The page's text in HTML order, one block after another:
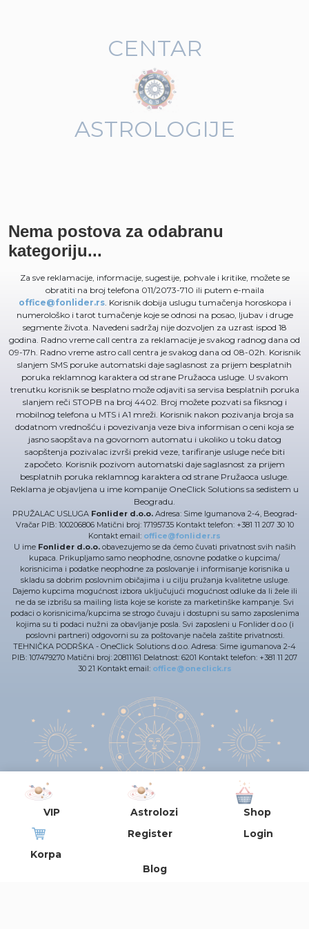
CENTAR
ASTROLOGIJE
VIP Astrolozi Shop
Korpa
Register Login
Blog
Nema postova za odabranu
kategoriju...
Za sve reklamacije, informacije, sugestije, pohvale i kritike, možete se
obratiti na broj telefona 011/2073-710 ili putem e-maila
office@fonlider.rs. Korisnik dobija uslugu tumačenja horoskopa i
numerološko i tarot tumačenje koje se odnosi na posao, ljubav i druge
segmente života. Navedeni sadržaj nije dozvoljen za uzrast ispod 18
godina. Radno vreme call centra za reklamacije je svakog radnog dana od
09-17h. Radno vreme astro call centra je svakog dana od 08-02h. Korisnik
slanjem SMS poruke automatski daje saglasnost za prijem besplatnih
poruka reklamnog karaktera od strane Pružaoca usluge. U svakom
trenutku korisnik se besplatno može odjaviti sa servisa besplatnih poruka
slanjem reči STOPB na broj 4402. Broj možete pozvati sa fiksnog i
mobilnog telefona u MTS i A1 mreži. Korisnik nakon pozivanja broja sa
dodatnom vrednošću i povezivanja veze biva informisan o ceni koja se
jasno saopštava na govornom automatu i ukoliko u toku datog
saopštenja pozivalac izvrši prekid veze, tarifiranje usluge neće biti
započeto. Korisnik pozivom automatski daje saglasnost za prijem
besplatnih poruka reklamnog karaktera od strane Pružaoca usluge.
Reklama je objavljena u ime kompanije OneClick Solutions sa sedistem u
Beogradu.
PRUŽALAC USLUGA Fonlider d.o.o.Adresa: Sime Igumanova 2-4, Beograd-
Vračar PIB: 100206806 Matični broj: 17195735 Kontakt telefon: +381 11 207 30 10
Kontakt email: office@fonlider.rs
U ime Fonlider d.o.o.obavezujemo se da ćemo čuvati privatnost svih naših
kupaca. Prikupljamo samo neophodne, osnovne podatke o kupcima/
korisnicima i podatke neophodne za poslovanje i informisanje korisnika u
skladu sa dobrim poslovnim običajima i u cilju pružanja kvalitetne usluge.
Dajemo kupcima mogućnost izbora uključujući mogućnost odluke da li žele ili
ne da se izbrišu sa mailing lista koje se koriste za marketinške kampanje. Svi
podaci o korisnicima/kupcima se strogo čuvaju i dostupni su samo zaposlenima
kojima su ti podaci nužni za obavljanje posla. Svi zaposleni u Fonlider d.o.o (i
poslovni partneri) odgovorni su za poštovanje načela zaštite privatnosti.
TEHNIČKA PODRŠKA - OneClick Solutions d.o.o. Adresa: Sime igumanova 2-4
PIB: 107479270 Matični broj: 20811161 Delatnost: 6201 Kontakt telefon: +381 11 207
30 21 Kontakt email: office@oneclick.rs
Uslovi korišćenja